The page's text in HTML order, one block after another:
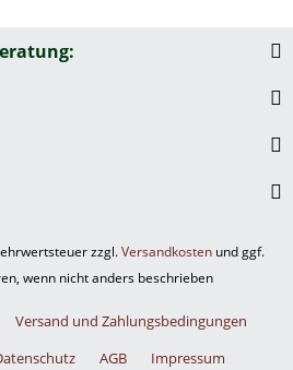
zzgl.Versandkosten und ggf.
wenn nicht anders beschrieben
Versand und Zahlungsbedingungen
AGB Impressum